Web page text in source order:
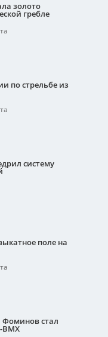
золото
гребле
по стрельбе из
систему
поле на
Фоминов стал
ВМХ